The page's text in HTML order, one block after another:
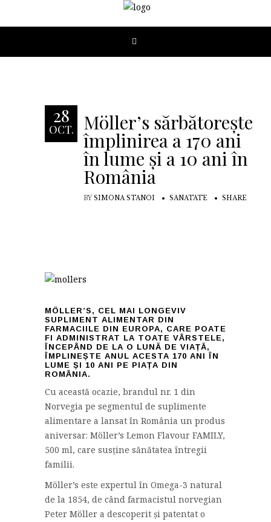
28
OCT. Möller’s sărbătorește
împlinirea a 170 ani
în lume și a 10 ani în
România
BY SIMONA STANOI SANATATE SHARE
MÖLLER’S, CEL MAI LONGEVIV
SUPLIMENT ALIMENTAR DIN
FARMACIILE DIN EUROPA, CARE POATE
FI ADMINISTRAT LA TOATE VÂRSTELE,
ÎNCEPÂND DE LA O LUNĂ DE VIAȚĂ,
ÎMPLINEȘTE ANUL ACESTA 170 ANI ÎN
LUME ȘI 10 ANI PE PIAȚA DIN
ROMÂNIA.
Cu această ocazie, brandul nr. 1 din
Norvegia pe segmentul de suplimente
alimentare a lansat în România un produs
aniversar: Möller’s Lemon Flavour FAMILY,
500 ml, care susține sănătatea întregii
familii.
Möller’s este expertul în Omega-3 natural
de la 1854, de când farmacistul norvegian
Peter Möller a descoperit și patentat o